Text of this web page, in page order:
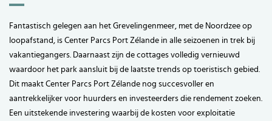
Fantastisch gelegen aan het Grevelingenmeer, met de Noordzee op
loopafstand, is Center Parcs Port Zélande in alle seizoenen in trek bij
vakantiegangers. Daarnaast zijn de cottages volledig vernieuwd
waardoor het park aansluit bij de laatste trends op toeristisch gebied.
Dit maakt Center Parcs Port Zélande nog succesvoller en
aantrekkelijker voor huurders en investeerders die rendement zoeken.
Een uitstekende investering waarbij de kosten voor exploitatie